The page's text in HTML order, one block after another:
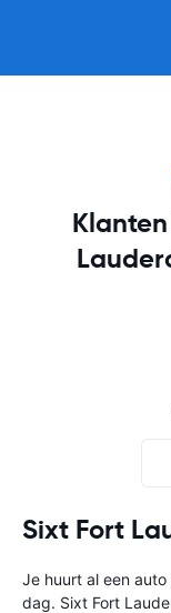
Sixt Fort
Je huurt al een
dag. Sixt Fort